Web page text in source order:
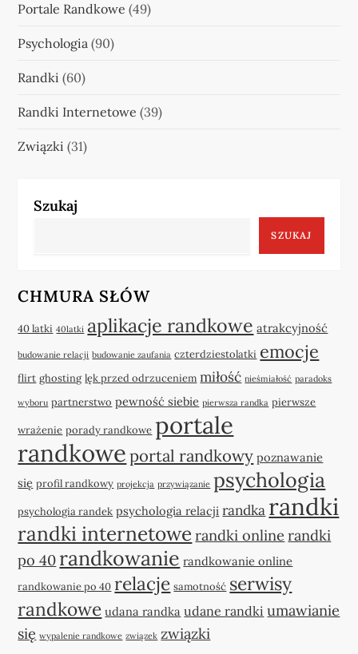
Portale Randkowe (49)
Psychologia (90)
Randki (60)
Randki Internetowe (39)
Związki (31)
Szukaj
SZUKAJ
CHMURA SŁÓW
40 latki 40latki aplikacje randkowe atrakcyjność
budowanie relacji budowanie zaufania czterdziestolatki emocje
flirt ghosting lęk przed odrzuceniem miłość nieśmiałość paradoks
wyboru partnerstwo pewność siebie pierwsza randka pierwsze
wrażenie porady randkowe portale
randkowe portal randkowy poznawanie
się profil randkowy projekcja przywiązanie psychologia
psychologia randek psychologia relacji randka randki
randki internetowe randki online randki
po 40 randkowanie randkowanie online
randkowanie po 40 relacje samotność serwisy
randkowe udana randka udane randki umawianie
się wypalenie randkowe związek związki